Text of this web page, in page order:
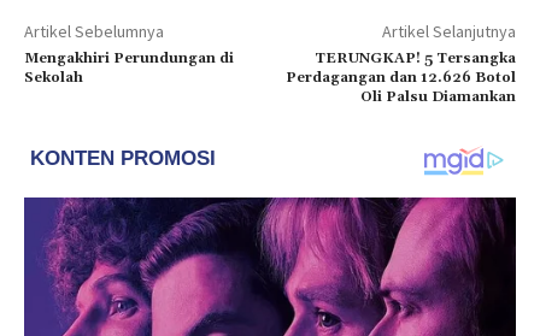
Artikel Sebelumnya
Mengakhiri Perundungan di
Sekolah
Artikel Selanjutnya
TERUNGKAP! 5 Tersangka
Perdagangan dan 12.626 Botol
Oli Palsu Diamankan